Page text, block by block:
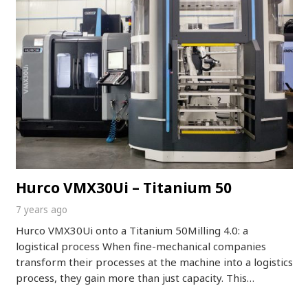
Hurco VMX30Ui – Titanium 50
7 years ago
Hurco VMX30Ui onto a Titanium 50Milling 4.0: a
logistical process When fine-mechanical companies
transform their processes at the machine into a logistics
process, they gain more than just capacity. This…